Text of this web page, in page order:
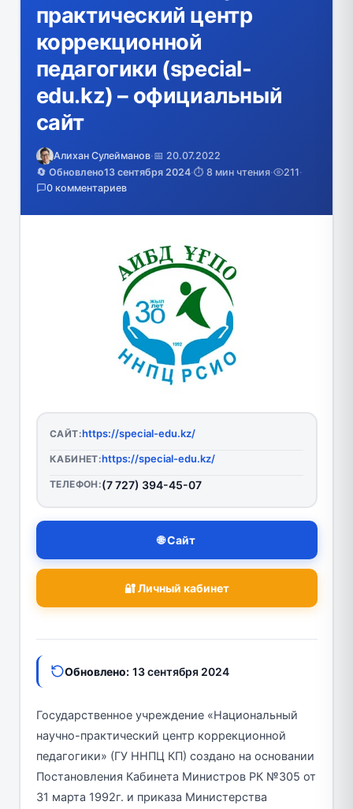
практический центр
коррекционной
педагогики (special-
edu.kz) – официальный
сайт
Алихан Сулейманов·📅 20.07.2022
🔄 Обновлено13 сентября 2024·⏱️ 8 мин чтения· 211·
0 комментариев
САЙТ:https://special-edu.kz/
КАБИНЕТ:https://special-edu.kz/
ТЕЛЕФОН:(7 727) 394-45-07
🌐 Сайт
🔐 Личный кабинет
Обновлено: 13 сентября 2024
Государственное учреждение «Национальный
научно-практический центр коррекционной
педагогики» (ГУ ННПЦ КП) создано на основании
Постановления Кабинета Министров РК №305 от
31 марта 1992г. и приказа Министерства